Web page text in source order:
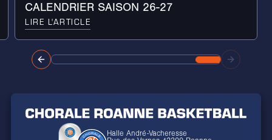
CALENDRIER SAISON 26-27
LIRE L'ARTICLE
Halle André-Vacheresse